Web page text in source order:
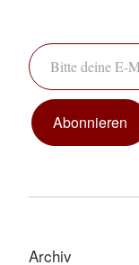
Bitte deine E-Mail-Adresse ein ...
Abonnieren
Archiv